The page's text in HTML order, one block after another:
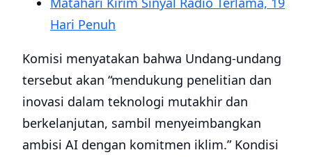
Hari Penuh
Komisi menyatakan bahwa Undang-undang
tersebut akan “mendukung penelitian dan
inovasi dalam teknologi mutakhir dan
berkelanjutan, sambil menyeimbangkan
ambisi AI dengan komitmen iklim.” Kondisi